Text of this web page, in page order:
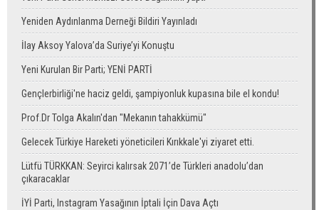
Yeniden Aydınlanma Derneği Bildiri Yayınladı
İlay Aksoy Yalova’da Suriye’yi Konuştu
Yeni Kurulan Bir Parti; YENİ PARTİ
Gençlerbirliği'ne haciz geldi, şampiyonluk kupasına bile el kondu!
Prof.Dr Tolga Akalın'dan "Mekanın tahakkümü"
Gelecek Türkiye Hareketi yöneticileri Kırıkkale'yi ziyaret etti.
Lütfü TÜRKKAN: Seyirci kalırsak 2071’de Türkleri anadolu’dan
çıkaracaklar
İYİ Parti, Instagram Yasağının İptali İçin Dava Açtı